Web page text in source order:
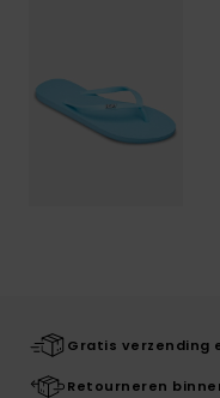
Gratis verzending
Retourneren